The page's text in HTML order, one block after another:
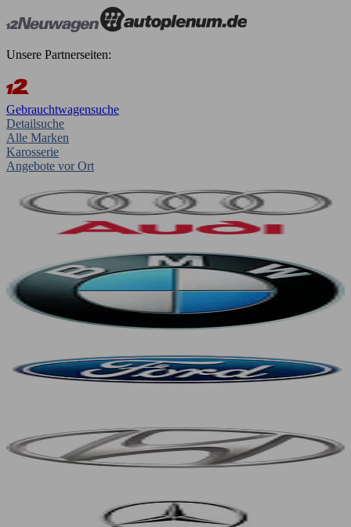
Unsere Partnerseiten:
Gebrauchtwagensuche
Detailsuche
Alle Marken
Karosserie
Angebote vor Ort